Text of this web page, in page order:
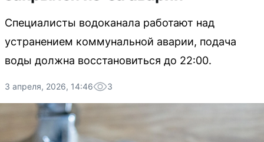
Специалисты водоканала работают над
устранением коммунальной аварии, подача
воды должна восстановиться до 22:00.
3 апреля, 2026, 14:46 3